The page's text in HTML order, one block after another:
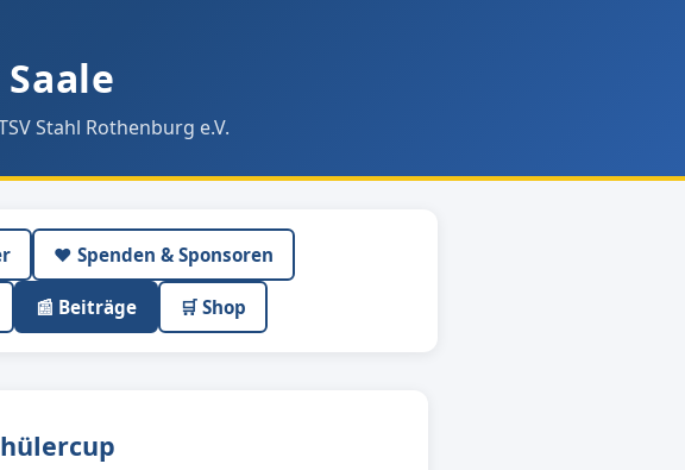
Stahl Rothenburg e.V.
❤️ Spenden & Sponsoren
📰 Beiträge 🛒 Shop